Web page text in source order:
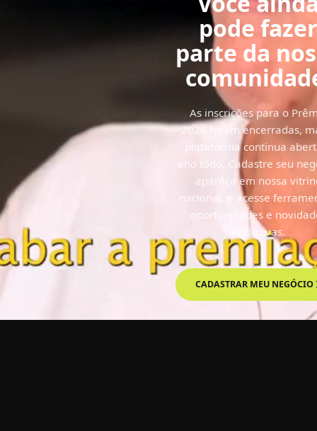
pode
parte da
As inscrições para o
2026 foram encerradas,
plataforma continua
ano todo. Cadastre seu
apareça em nossa
nacional, e acesse
oportunidades e
exclusivas.
CADASTRAR MEU NEGÓCIO
com
aberta!
IR À PREMIAÇÃO
CADASTRO SOCIEDADE